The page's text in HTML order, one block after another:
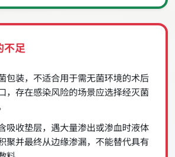
不足
包装，不适合用于需无菌环境的术后
，存在感染风险的场景应选择经灭菌
吸收垫层，遇大量渗出或渗血时液体
聚并最终从边缘渗漏，不能替代具有